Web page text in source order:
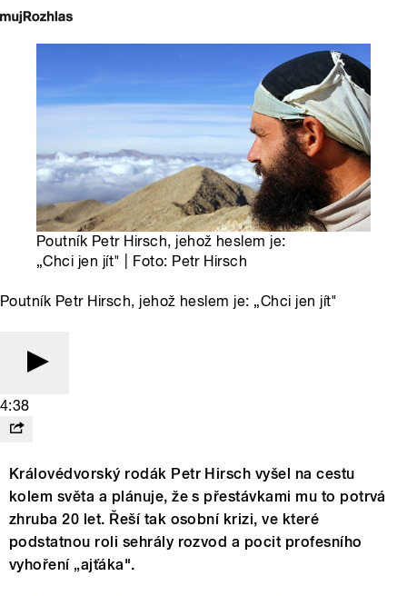
Poutník Petr Hirsch, jehož heslem je:
„Chci jen jít" | Foto: Petr Hirsch
Poutník Petr Hirsch, jehož heslem je: „Chci jen jít"
4:38
Královédvorský rodák Petr Hirsch vyšel na cestu
kolem světa a plánuje, že s přestávkami mu to potrvá
zhruba 20 let. Řeší tak osobní krizi, ve které
podstatnou roli sehrály rozvod a pocit profesního
vyhoření „ajťáka".